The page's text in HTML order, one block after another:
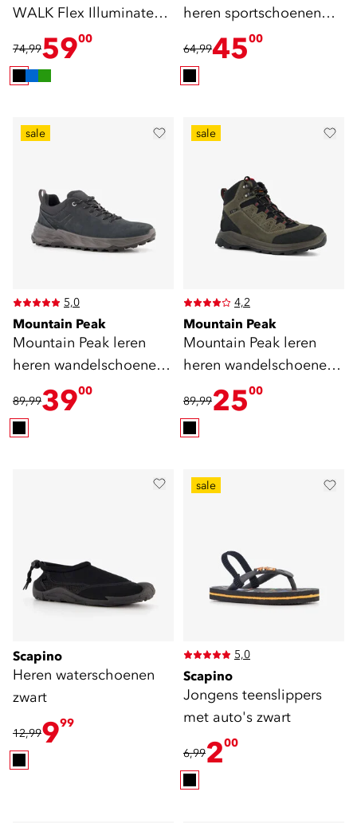
WALK Flex Illuminate
sandalen zwart
74,995900
heren sportschoenen
zwart wit
64,994500
sale
5,0
Mountain Peak
Mountain Peak leren
heren wandelschoenen
cat. A zwart
89,993900
sale
4,2
Mountain Peak
Mountain Peak leren
heren wandelschoenen
cat. A B
89,992500
Scapino
Heren waterschoenen
zwart
12,99999
sale
5,0
Scapino
Jongens teenslippers
met auto's zwart
6,99200